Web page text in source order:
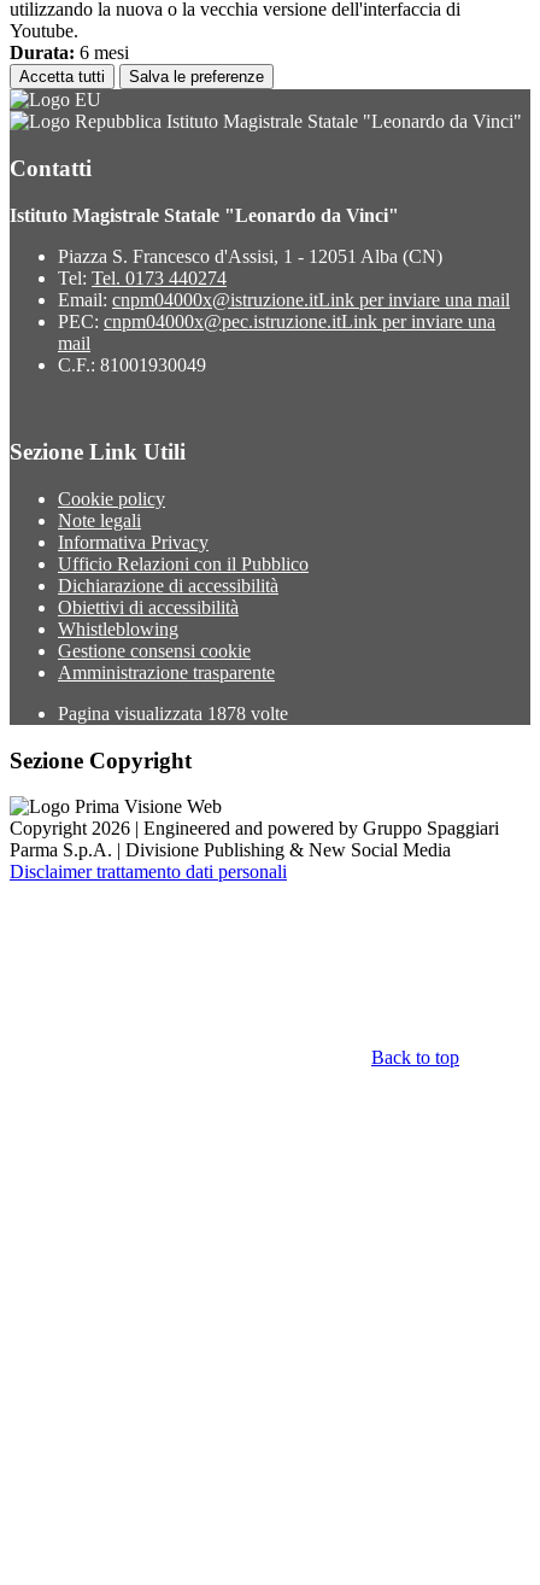
utilizzando la nuova o la vecchia versione dell'interfaccia di
Youtube.
Durata: 6 mesi
Accetta tutti Salva le preferenze
Istituto Magistrale Statale "Leonardo da Vinci"
Contatti
Istituto Magistrale Statale "Leonardo da Vinci"
Piazza S. Francesco d'Assisi, 1 - 12051 Alba (CN)
Tel: Tel. 0173 440274
Email: cnpm04000x@istruzione.itLink per inviare una mail
PEC: cnpm04000x@pec.istruzione.itLink per inviare una
mail
C.F.: 81001930049
Sezione Link Utili
Cookie policy
Note legali
Informativa Privacy
Ufficio Relazioni con il Pubblico
Dichiarazione di accessibilità
Obiettivi di accessibilità
Whistleblowing
Gestione consensi cookie
Amministrazione trasparente
Pagina visualizzata 1878 volte
Sezione Copyright
Copyright 2026 | Engineered and powered by Gruppo Spaggiari
Parma S.p.A. | Divisione Publishing & New Social Media
Disclaimer trattamento dati personali
Back to top